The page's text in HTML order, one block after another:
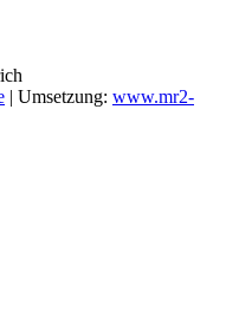
| Umsetzung: www.mr2-